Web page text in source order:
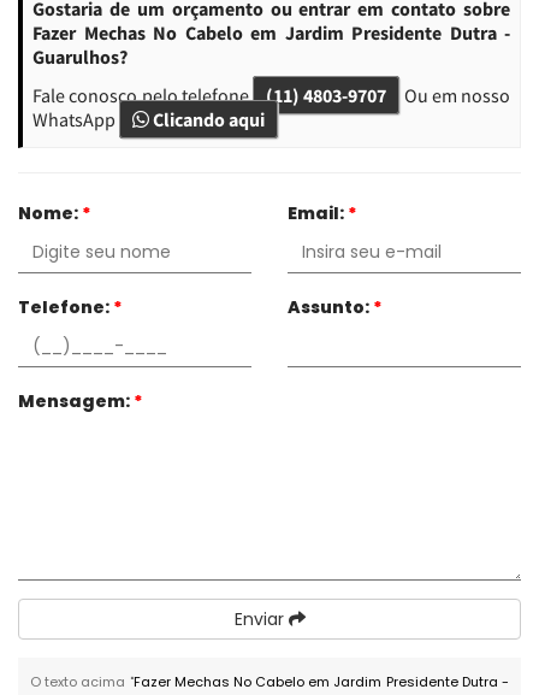
Gostaria de um orçamento ou entrar em contato sobre
Fazer Mechas No Cabelo em Jardim Presidente Dutra -
Guarulhos?
Fale conosco pelo telefone (11) 4803-9707
Ou em nosso
WhatsApp
Clicando aqui
Nome: * Email: *
Telefone: * Assunto: *
Mensagem: *
Enviar
O texto acima "Fazer Mechas No Cabelo em Jardim Presidente Dutra -